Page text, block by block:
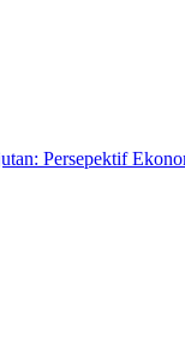
Persepektif